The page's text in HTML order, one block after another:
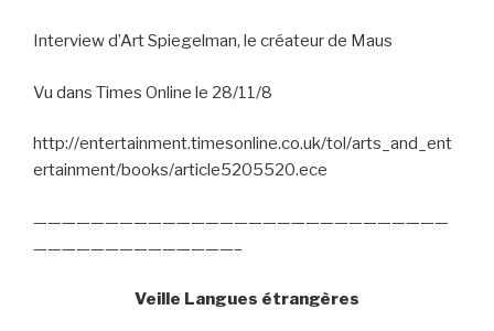
Interview d’Art Spiegelman, le créateur de Maus
Vu dans Times Online le 28/11/8
http://entertainment.timesonline.co.uk/tol/arts_and_ent
ertainment/books/article5205520.ece
—————————————————————————————
——————————————–
Veille Langues étrangères